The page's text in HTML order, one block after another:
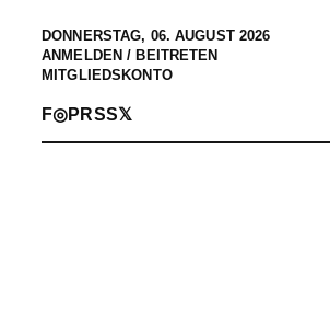
DONNERSTAG, 06. AUGUST 2026
ANMELDEN / BEITRETEN
MITGLIEDSKONTO
F◎PRSS𝕏